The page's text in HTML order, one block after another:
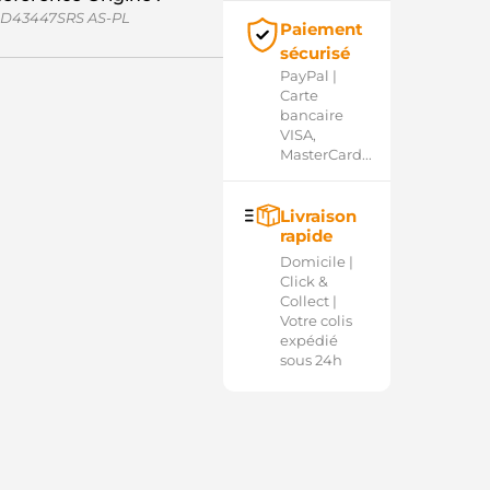
AS-PL
Paiement
sécurisé
PayPal |
Carte
bancaire
VISA,
MasterCard...
Livraison
rapide
Domicile |
Click &
Collect |
Votre colis
expédié
sous 24h